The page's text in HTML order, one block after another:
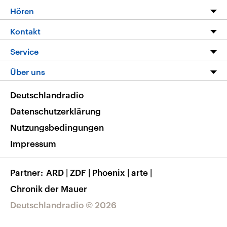
Programm
Die Nachrichten
Nachrichtenleicht
Neue Beiträge auf dlf.de
Hören
Livestream
Podcasts
Deutschlandfunk App
Nachrichten App
Frequenzen
Kontakt
Hörerservice
Service
FAQ
Veranstaltungen
Musikliste
RSS
Über uns
Barrierefreiheit
Deutschlandradio © 2026
Deutschlandradio
Datenschutzerklärung
Nutzungsbedingungen
Impressum
Partner ARD | ZDF | Phoenix | arte |
Chronik der Mauer